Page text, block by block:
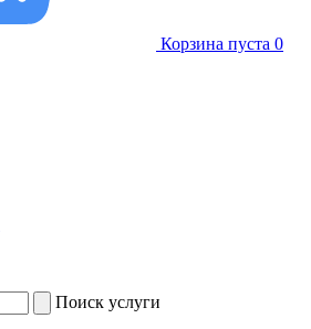
Корзина пуста 0
Поиск услуги